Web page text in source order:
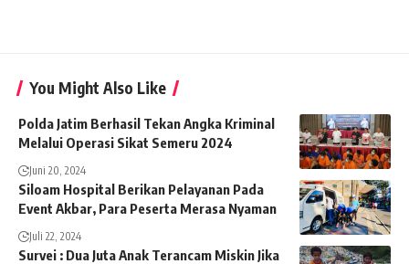
You Might Also Like
Polda Jatim Berhasil Tekan Angka Kriminal
Melalui Operasi Sikat Semeru 2024
Juni 20, 2024
Siloam Hospital Berikan Pelayanan Pada
Event Akbar, Para Peserta Merasa Nyaman
Juli 22, 2024
Survei : Dua Juta Anak Terancam Miskin Jika